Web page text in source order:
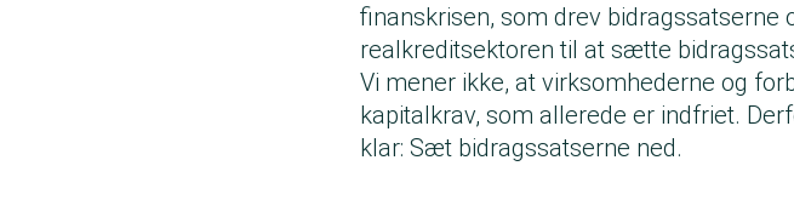
finanskrisen, som drev
realkreditsektoren til at sætte
Vi mener ikke, at virksomhederne og
kapitalkrav, som allerede er indfriet.
klar: Sæt bidragssatserne ned.